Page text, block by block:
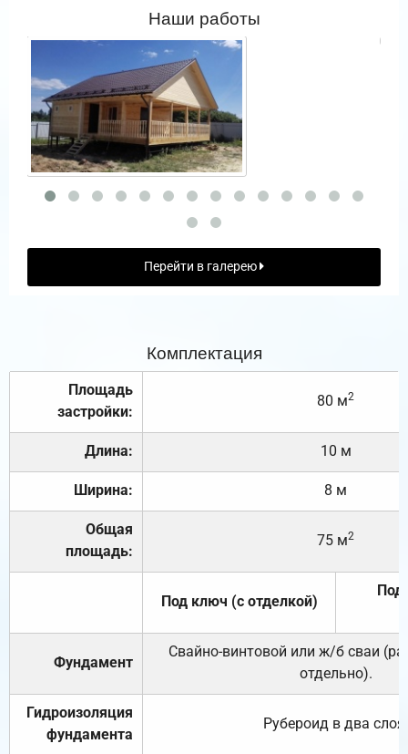
Наши работы
Перейти в галерею
Комплектация
Площадь
застройки:
80 м2
Длина: 10 м
Ширина: 8 м
Общая
площадь:
75 м2
Под ключ (с отделкой)
Под
Фундамент
Свайно-винтовой или ж/б сваи
отдельно).
Гидроизоляция
фундамента
Рубероид в два слоя.